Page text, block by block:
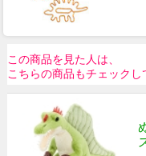
この商品を見た人は、
こちらの商品もチェックし